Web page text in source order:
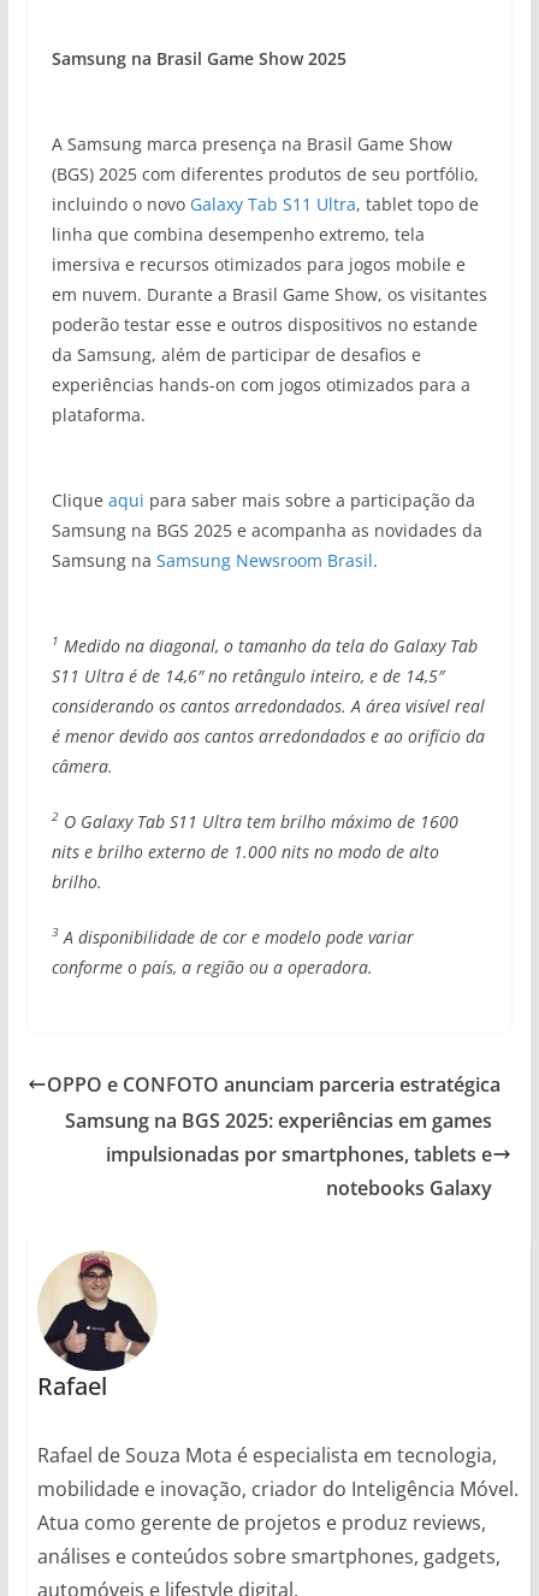
Samsung na Brasil Game Show 2025
A Samsung marca presença na Brasil Game Show
(BGS) 2025 com diferentes produtos de seu portfólio,
incluindo o novo Galaxy Tab S11 Ultra, tablet topo de
linha que combina desempenho extremo, tela
imersiva e recursos otimizados para jogos mobile e
em nuvem. Durante a Brasil Game Show, os visitantes
poderão testar esse e outros dispositivos no estande
da Samsung, além de participar de desafios e
experiências hands-on com jogos otimizados para a
plataforma.
Clique aqui para saber mais sobre a participação da
Samsung na BGS 2025 e acompanha as novidades da
Samsung na Samsung Newsroom Brasil.
1 Medido na diagonal, o tamanho da tela do Galaxy Tab
S11 Ultra é de 14,6″ no retângulo inteiro, e de 14,5″
considerando os cantos arredondados. A área visível real
é menor devido aos cantos arredondados e ao orifício da
câmera.
2O Galaxy Tab S11 Ultra tem brilho máximo de 1600
nits e brilho externo de 1.000 nits no modo de alto
brilho.
3A disponibilidade de cor e modelo pode variar
conforme o país, a região ou a operadora.
OPPO e CONFOTO anunciam parceria estratégica
Samsung na BGS 2025: experiências em games
impulsionadas por smartphones, tablets e
notebooks Galaxy
Rafael
Rafael de Souza Mota é especialista em tecnologia,
mobilidade e inovação, criador do Inteligência Móvel.
Atua como gerente de projetos e produz reviews,
análises e conteúdos sobre smartphones, gadgets,
automóveis e lifestyle digital.